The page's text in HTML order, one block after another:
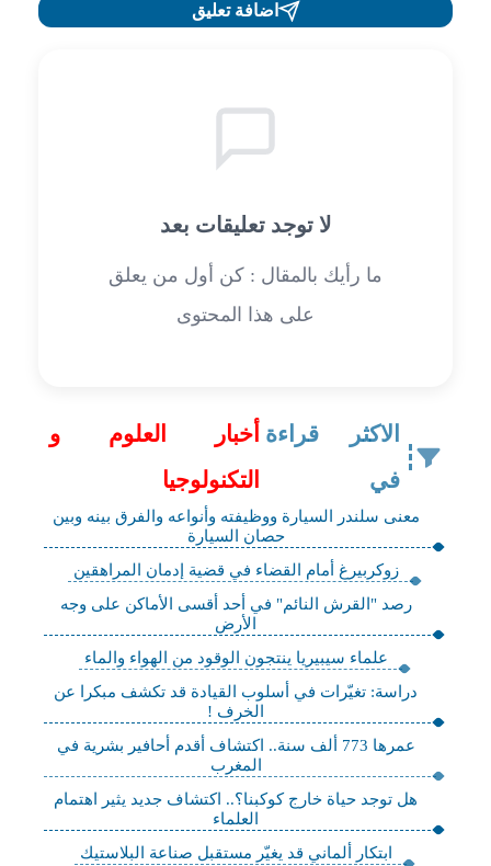
اضافة تعليق
لا توجد تعليقات بعد
ما رأيك بالمقال : كن أول من يعلق
على هذا المحتوى
الاكثر قراءة
في
أخبار العلوم و
التكنولوجيا
معنى سلندر السيارة ووظيفته وأنواعه والفرق بينه وبين
حصان السيارة
زوكربيرغ أمام القضاء في قضية إدمان المراهقين
رصد "القرش النائم" في أحد أقسى الأماكن على وجه
الأرض
علماء سيبيريا ينتجون الوقود من الهواء والماء
دراسة: تغيّرات في أسلوب القيادة قد تكشف مبكرا عن
الخرف !
عمرها 773 ألف سنة.. اكتشاف أقدم أحافير بشرية في
المغرب
هل توجد حياة خارج كوكبنا؟.. اكتشاف جديد يثير اهتمام
العلماء
ابتكار ألماني قد يغيّر مستقبل صناعة البلاستيك